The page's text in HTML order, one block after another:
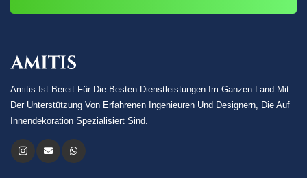
Amitis Ist Bereit Für Die Besten Dienstleistungen Im Ganzen Land Mit
Der Unterstützung Von Erfahrenen Ingenieuren Und Designern, Die Auf
Innendekoration Spezialisiert Sind.